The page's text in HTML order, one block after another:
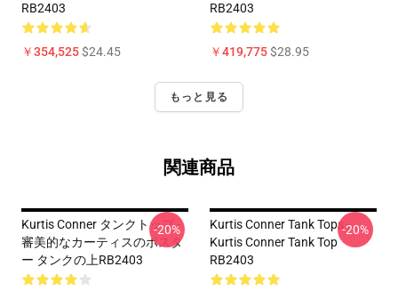
RB2403
￥354,525$24.45
RB2403
￥419,775$28.95
もっと見る
関連商品
Kurtis Conner タンクトップ -
審美的なカーティスのポスタ
ー タンクの上RB2403
-20%
Kurtis Conner Tank Tops -
Kurtis Conner Tank Top
RB2403
-20%